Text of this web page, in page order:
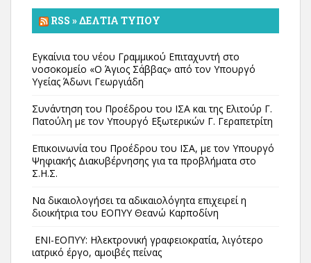
RSS » ΔΕΛΤΊΑ ΤΎΠΟΥ
Εγκαίνια του νέου Γραμμικού Επιταχυντή στο
νοσοκομείο «Ο Άγιος Σάββας» από τον Υπουργό
Υγείας Άδωνι Γεωργιάδη
Συνάντηση του Προέδρου του ΙΣΑ και της Ελιτούρ Γ.
Πατούλη με τον Υπουργό Εξωτερικών Γ. Γεραπετρίτη
Επικοινωνία του Προέδρου του ΙΣΑ, με τον Υπουργό
Ψηφιακής Διακυβέρνησης για τα προβλήματα στο
Σ.Η.Σ.
Να δικαιολογήσει τα αδικαιολόγητα επιχειρεί η
διοικήτρια του ΕΟΠΥΥ Θεανώ Καρποδίνη
ΕΝΙ-ΕΟΠΥΥ: Ηλεκτρονική γραφειοκρατία, λιγότερο
ιατρικό έργο, αμοιβές πείνας